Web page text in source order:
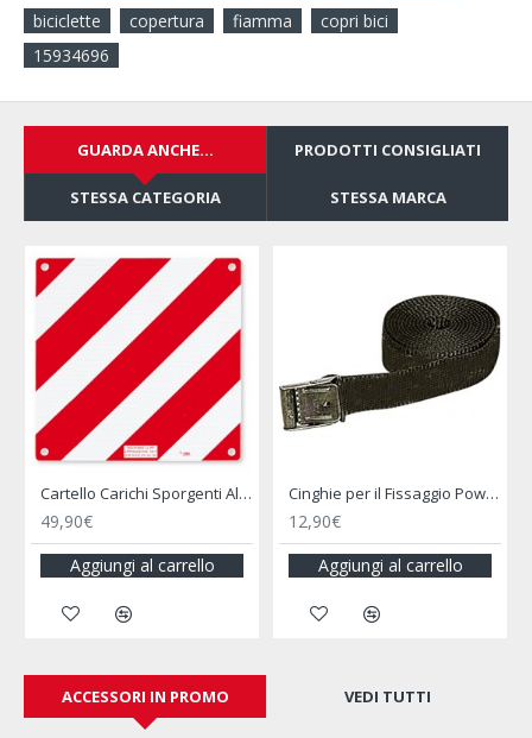
biciclette
copertura fiamma
copri bici
15934696
GUARDA ANCHE... PRODOTTI CONSIGLIATI
STESSA CATEGORIA STESSA MARCA
Cinghie per il Fissaggio Power Fix 250 X 2 Cm - BRUNNER Cinturino di Sicurezza per Portabici Quick Safe - FIAMMA
Aggiungi al carrello
Aggiungi al carrello
ACCESSORI IN PROMO VEDI TUTTI